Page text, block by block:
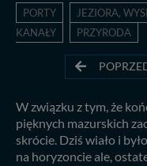
PORTY
JEZIORA,
KANAŁY
PRZYRODA
W związku z tym, że
pięknych mazurskich
skrócie. Dziś wiało i
na horyzoncie ale,